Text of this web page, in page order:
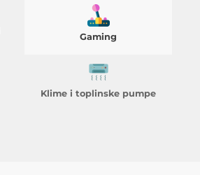
Gaming
Klime i toplinske pumpe